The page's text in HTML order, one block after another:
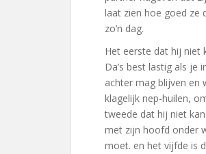
laat zien hoe goed ze
zo’n dag.
Het eerste dat hij niet
Da’s best lastig als
achter mag blijven en
klagelijk nep-huilen,
tweede dat hij niet
met zijn hoofd onder
moet. en het vijfde is